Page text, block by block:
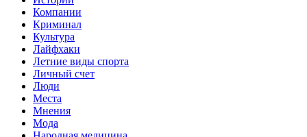
Компании
Криминал
Культура
Лайфхаки
Летние виды спорта
Личный счет
Люди
Места
Мнения
Мода